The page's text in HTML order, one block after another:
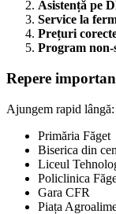
Asistență pe
Service la
Prețuri
Program non-
Repere
Ajungem rapid lângă:
Primăria Făget
Biserica din
Liceul
Policlinica
Gara CFR
Piața